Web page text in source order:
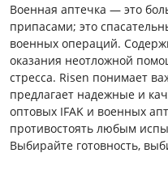
Военная аптечка — это
припасами; это
военных операций.
оказания неотложной
стресса. Risen понимает
предлагает надежные и
оптовых IFAK и военных
противостоять любым
Выбирайте готовность,